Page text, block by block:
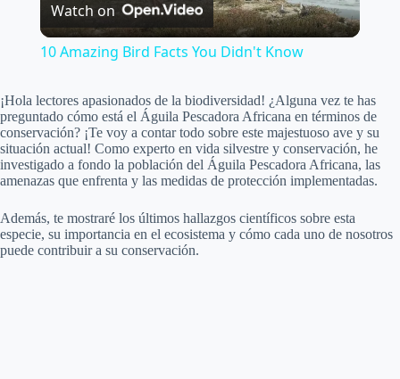
l
y
V
i
Watch on
10 Amazing Bird Facts You Didn't Know
¡Hola lectores apasionados de la biodiversidad! ¿Alguna vez te has
preguntado cómo está el Águila Pescadora Africana en términos de
conservación? ¡Te voy a contar todo sobre este majestuoso ave y su
situación actual! Como experto en vida silvestre y conservación, he
investigado a fondo la población del Águila Pescadora Africana, las
amenazas que enfrenta y las medidas de protección implementadas.
Además, te mostraré los últimos hallazgos científicos sobre esta
especie, su importancia en el ecosistema y cómo cada uno de nosotros
puede contribuir a su conservación.